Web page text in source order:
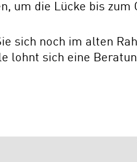
um die Lücke bis zum
sich noch im alten
lohnt sich eine